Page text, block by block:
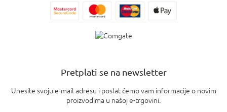
Pretplati se na newsletter
Unesite svoju e-mail adresu i poslat ćemo vam informacije o novim
proizvodima u našoj e-trgovini.